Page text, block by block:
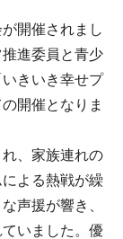
開催されまし
進委員と青少
きいき幸せプ
開催となりま
、家族連れの
よる熱戦が繰
声援が響き、
いました。優